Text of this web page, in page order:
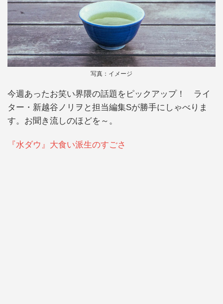
写真：イメージ
今週あったお笑い界隈の話題をピックアップ！ ライ
ター・新越谷ノリヲと担当編集Sが勝手にしゃべりま
す。お聞き流しのほどを～。
『水ダウ』大食い派生のすごさ